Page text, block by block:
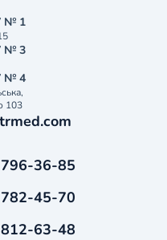
№ 1
№ 3
№ 4
103
36-85
45-70
63-48